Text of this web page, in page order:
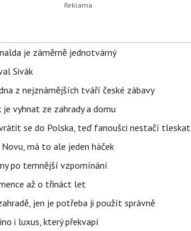
je záměrně jednotvárný
Sivák
z nejznámějších tváří české zábavy
vyhnat ze zahrady a domu
se do Polska, teď fanoušci nestačí tleskat
má to ale jeden háček
po temnější vzpomínání
až o třináct let
jen je potřeba ji použít správně
i luxus, který překvapí